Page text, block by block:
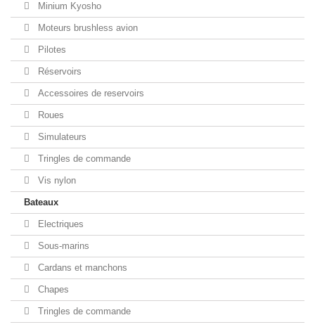
Minium Kyosho
Moteurs brushless avion
Pilotes
Réservoirs
Accessoires de reservoirs
Roues
Simulateurs
Tringles de commande
Vis nylon
Bateaux
Electriques
Sous-marins
Cardans et manchons
Chapes
Tringles de commande